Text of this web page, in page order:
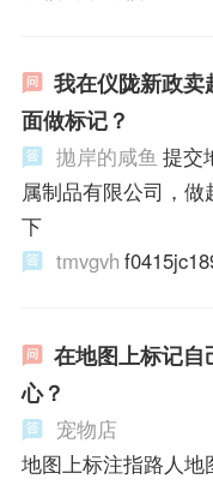
我在仪陇新政
面做标记？
拋岸的咸鱼 提交
属制品有限公司，
下
tmvgvh
在地图上标记自
心？
宠物店
地图上标注指路人